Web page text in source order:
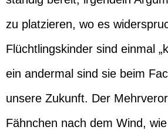
zu platzieren, wo es
Flüchtlingskinder sind einmal
ein andermal sind sie beim
unsere Zukunft. Der
Fähnchen nach dem Wind,